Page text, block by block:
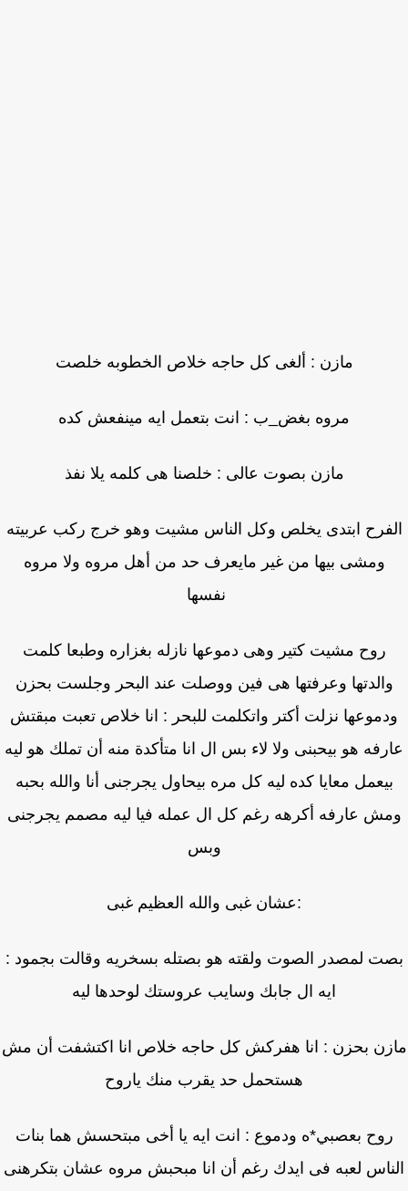
مازن : ألغى كل حاجه خلاص الخطوبه خلصت
مروه بغض_ب : انت بتعمل ايه مينفعش كده
مازن بصوت عالى : خلصنا هى كلمه يلا نفذ
ابتدى يخلص وكل الناس مشيت وهو خرج ركب عربيته
ومشى بيها من غير مايعرف حد من أهل مروه ولا مروه
نفسها
روح مشيت كتير وهى دموعها نازله بغزاره وطبعا كلمت
وعرفتها هى فين ووصلت عند البحر وجلست بحزن
نزلت أكتر واتكلمت للبحر : انا خلاص تعبت مبقتش
هو بيحبنى ولا لاء بس ال انا متأكدة منه أن تملك هو ليه
معايا كده ليه كل مره بيحاول يجرجنى أنا والله بحبه
عارفه أكرهه رغم كل ال عمله فيا ليه مصمم يجرجنى
وبس
:عشان غبى والله العظيم غبى
لمصدر الصوت ولقته هو بصتله بسخريه وقالت بجمود :
ايه ال جابك وسايب عروستك لوحدها ليه
بحزن : انا هفركش كل حاجه خلاص انا اكتشفت أن مش
هستحمل حد يقرب منك ياروح
بعصبي*ه ودموع : انت ايه يا أخى مبتحسش هما بنات
لعبه فى ايدك رغم أن انا مبحبش مروه عشان بتكرهنى